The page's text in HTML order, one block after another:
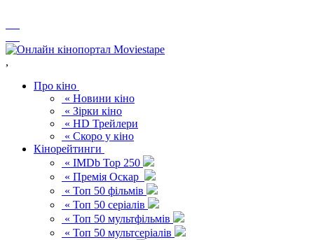
,
Про кіно
« Новини кіно
« Зірки кіно
« HD Трейлери
« Скоро у кіно
Кінорейтинги
« IMDb Top 250
« Премія Оскар
« Топ 50 фільмів
« Топ 50 серіалів
« Топ 50 мультфільмів
« Топ 50 мультсеріалів